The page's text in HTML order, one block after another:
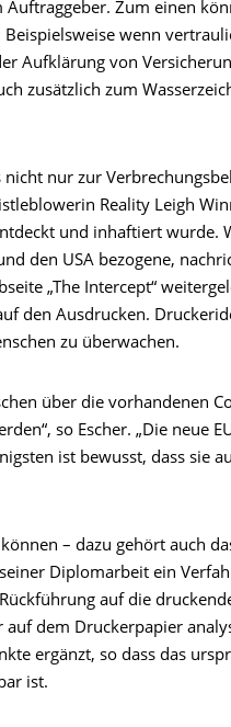
Auftraggeber. Zum einen
wenn
Aufklärung von
zusätzlich zum
nur zur
Reality Leigh
und inhaftiert wurde.
den USA bezogene,
„The Intercept“
den Ausdrucken.
zu überwachen.
über die vorhandenen
so Escher. „Die neue
ist bewusst, dass sie
– dazu gehört auch
Diplomarbeit ein
auf die
dem Druckerpapier
ergänzt, so dass das
ist.